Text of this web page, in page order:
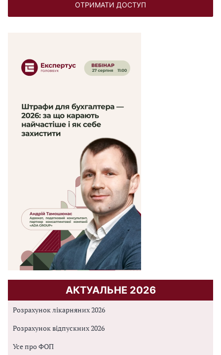
ОТРИМАТИ ДОСТУП
АКТУАЛЬНЕ 2026
Розрахунок лікарняних 2026
Розрахунок відпускних 2026
Усе про ФОП